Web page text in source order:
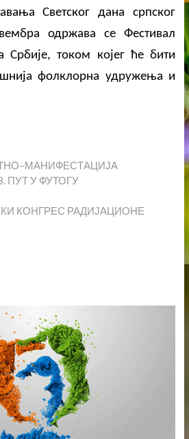
Светског дана српског
одржава се Фестивал
Србије, током којег ће бити
фолклорна удружења и
ПУТ У ФУТОГУ
КОНГРЕС РАДИЈАЦИОНЕ